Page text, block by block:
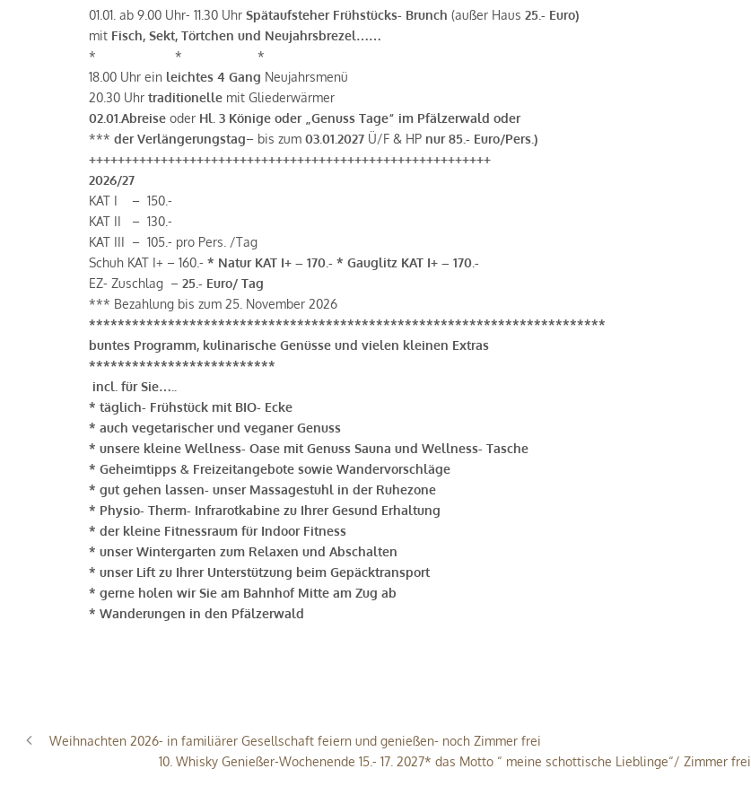
01.01. ab 9.00 Uhr- 11.30 Uhr Spätaufsteher Frühstücks- Brunch (außer Haus 25.- Euro)
mit Fisch, Sekt, Törtchen und Neujahrsbrezel……
* * *
18.00 Uhr ein leichtes 4 Gang Neujahrsmenü
20.30 Uhr traditionelle mit Gliederwärmer
02.01.Abreise oder Hl. 3 Könige oder „Genuss Tage“ im Pfälzerwald oder
*** der Verlängerungstag– bis zum 03.01.2027 Ü/F & HP nur 85.- Euro/Pers.)
++++++++++++++++++++++++++++++++++++++++++++++++++++++++
2026/27
KAT I – 150.-
KAT II – 130.-
KAT III – 105.- pro Pers. /Tag
Schuh KAT I+ – 160.- * Natur KAT I+ – 170.- * Gauglitz KAT I+ – 170.-
EZ- Zuschlag – 25.- Euro/ Tag
*** Bezahlung bis zum 25. November 2026
************************************************************************
buntes Programm, kulinarische Genüsse und vielen kleinen Extras
**************************
incl. für Sie…..
* täglich- Frühstück mit BIO- Ecke
* auch vegetarischer und veganer Genuss
* unsere kleine Wellness- Oase mit Genuss Sauna und Wellness- Tasche
* Geheimtipps & Freizeitangebote sowie Wandervorschläge
* gut gehen lassen- unser Massagestuhl in der Ruhezone
* Physio- Therm- Infrarotkabine zu Ihrer Gesund Erhaltung
* der kleine Fitnessraum für Indoor Fitness
* unser Wintergarten zum Relaxen und Abschalten
* unser Lift zu Ihrer Unterstützung beim Gepäcktransport
* gerne holen wir Sie am Bahnhof Mitte am Zug ab
* Wanderungen in den Pfälzerwald
Weihnachten 2026- in familiärer Gesellschaft feiern und genießen- noch Zimmer frei
10. Whisky Genießer-Wochenende 15.- 17. 2027* das Motto “ meine schottische Lieblinge“/ Zimmer frei